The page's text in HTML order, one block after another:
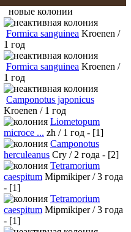
новые колонии
Formica sanguinea Kroenen /
1 год
Formica sanguinea Kroenen /
1 год
Camponotus japonicus
Kroenen / 1 год
Liometopum
microce ... zh / 1 год - [1]
Camponotus
herculeanus Cry / 2 года - [2]
Tetramorium
caespitum Mipmikiper / 3 года
- [1]
Tetramorium
caespitum Mipmikiper / 3 года
- [1]